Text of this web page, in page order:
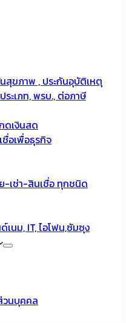
สุขภาพ , ประกันอุบัติเหตุ
ะเภท, พรบ., ต่อภาษี
ดเงินสด
อเพื่อธุรกิจ
-เช่า-สินเชื่อ ทุกชนิด
นม, IT, ไอโฟน,ซัมซุง
วนบุคคล